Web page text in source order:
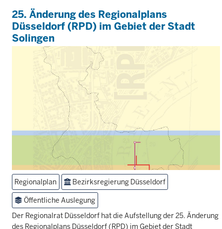
25. Änderung des Regionalplans
Düsseldorf (RPD) im Gebiet der Stadt
Solingen
Regionalplan Bezirksregierung Düsseldorf
Öffentliche Auslegung
Der Regionalrat Düsseldorf hat die Aufstellung der 25. Änderung
des Regionalplans Düsseldorf (RPD) im Gebiet der Stadt